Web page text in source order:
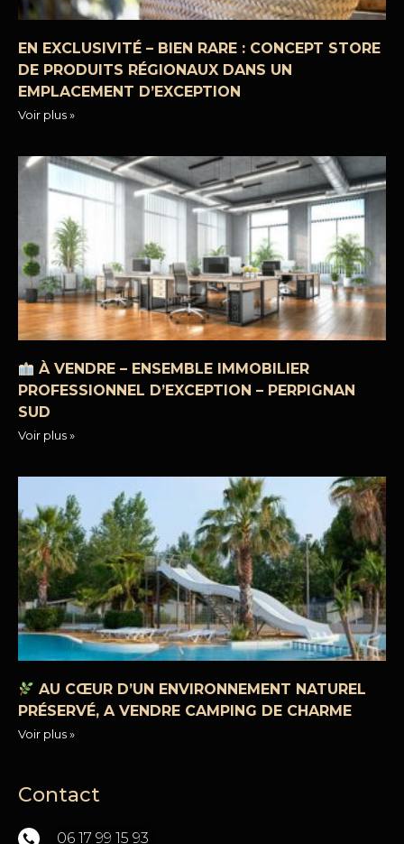
EN EXCLUSIVITÉ – BIEN RARE : CONCEPT STORE
DE PRODUITS RÉGIONAUX DANS UN
EMPLACEMENT D’EXCEPTION
Voir plus »
À VENDRE – ENSEMBLE IMMOBILIER
PROFESSIONNEL D’EXCEPTION – PERPIGNAN
SUD
Voir plus »
AU CŒUR D’UN ENVIRONNEMENT NATUREL
PRÉSERVÉ, A VENDRE CAMPING DE CHARME
Voir plus »
Contact
06 17 99 15 93